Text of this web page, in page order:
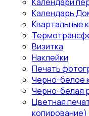
Календарь
Квартальные
Визитка
Наклейки
Печать
Черно-белое
Черно-белая
Цветная
копирование)